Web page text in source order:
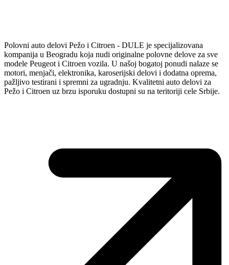
Polovni auto delovi Pežo i Citroen - DULE je specijalizovana
kompanija u Beogradu koja nudi originalne polovne delove za sve
modele Peugeot i Citroen vozila. U našoj bogatoj ponudi nalaze se
motori, menjači, elektronika, karoserijski delovi i dodatna oprema,
pažljivo testirani i spremni za ugradnju. Kvalitetni auto delovi za
Pežo i Citroen uz brzu isporuku dostupni su na teritoriji cele Srbije.